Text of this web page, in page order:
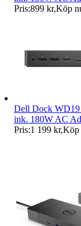
Pris:899 kr,Köp
Dell Dock WD19
ink. 180W AC
Pris:1 199 kr,Köp